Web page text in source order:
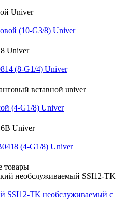
(10-G3/8) Univer
(8-G1/4) Univer
(4-G1/8) Univer
(4-G1/8) Univer
товары
SSI12-TK необслуживаемый с